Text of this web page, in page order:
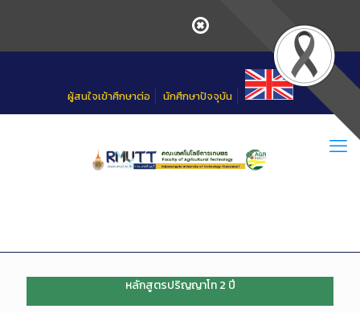
ผู้สนใจเข้าศึกษาต่อ นักศึกษาปัจจุบัน
หลักสูตรปริญญาโท 2 ปี